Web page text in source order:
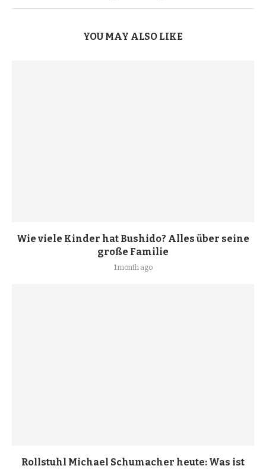
YOU MAY ALSO LIKE
Wie viele Kinder hat Bushido? Alles über seine
große Familie
1 month ago
Rollstuhl Michael Schumacher heute: Was ist